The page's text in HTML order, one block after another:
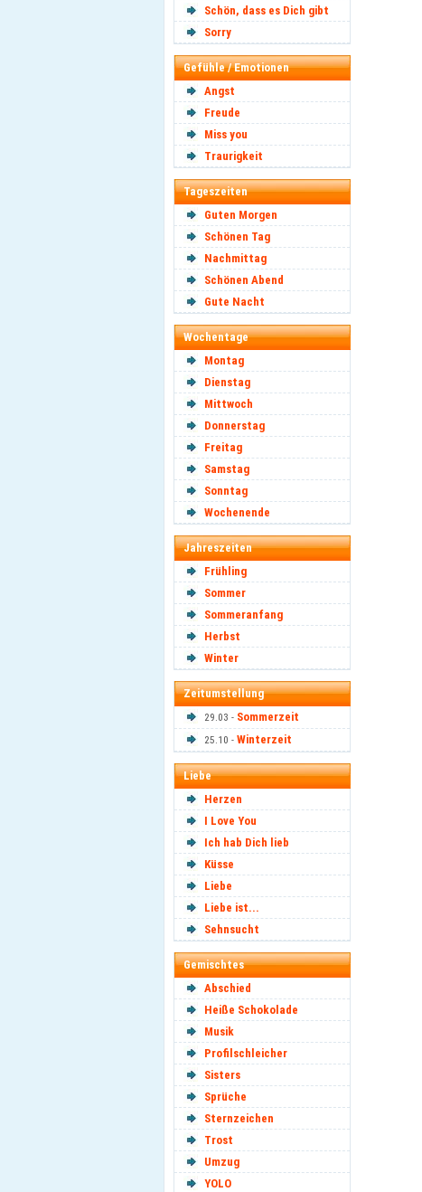
Schön, dass es Dich gibt
Sorry
Gefühle / Emotionen
Angst
Freude
Miss you
Traurigkeit
Tageszeiten
Guten Morgen
Schönen Tag
Nachmittag
Schönen Abend
Gute Nacht
Wochentage
Montag
Dienstag
Mittwoch
Donnerstag
Freitag
Samstag
Sonntag
Wochenende
Jahreszeiten
Frühling
Sommer
Sommeranfang
Herbst
Winter
Zeitumstellung
29.03 - Sommerzeit
25.10 - Winterzeit
Liebe
Herzen
I Love You
Ich hab Dich lieb
Küsse
Liebe
Liebe ist...
Sehnsucht
Gemischtes
Abschied
Heiße Schokolade
Musik
Profilschleicher
Sisters
Sprüche
Sternzeichen
Trost
Umzug
YOLO